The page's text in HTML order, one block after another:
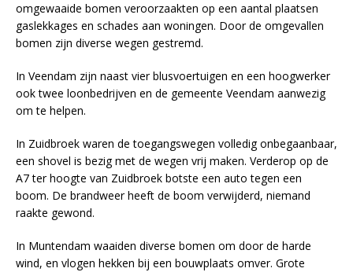
omgewaaide bomen veroorzaakten op een aantal plaatsen
gaslekkages en schades aan woningen. Door de omgevallen
bomen zijn diverse wegen gestremd.
In Veendam zijn naast vier blusvoertuigen en een hoogwerker
ook twee loonbedrijven en de gemeente Veendam aanwezig
om te helpen.
In Zuidbroek waren de toegangswegen volledig onbegaanbaar,
een shovel is bezig met de wegen vrij maken. Verderop op de
A7 ter hoogte van Zuidbroek botste een auto tegen een
boom. De brandweer heeft de boom verwijderd, niemand
raakte gewond.
In Muntendam waaiden diverse bomen om door de harde
wind, en vlogen hekken bij een bouwplaats omver. Grote